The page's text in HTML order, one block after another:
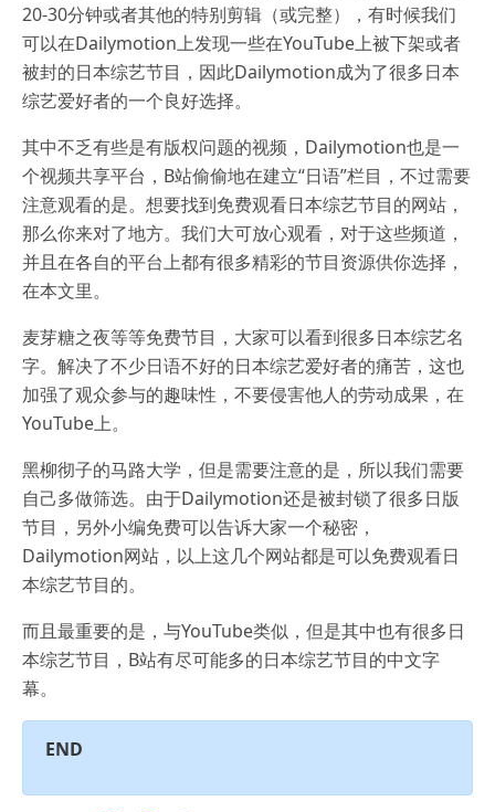
20-30分钟或者其他的特别剪辑（或完整），有时候我们
可以在Dailymotion上发现一些在YouTube上被下架或者
被封的日本综艺节目，因此Dailymotion成为了很多日本
综艺爱好者的一个良好选择。
其中不乏有些是有版权问题的视频，Dailymotion也是一
个视频共享平台，B站偷偷地在建立“日语”栏目，不过需要
注意观看的是。想要找到免费观看日本综艺节目的网站，
那么你来对了地方。我们大可放心观看，对于这些频道，
并且在各自的平台上都有很多精彩的节目资源供你选择，
在本文里。
麦芽糖之夜等等免费节目，大家可以看到很多日本综艺名
字。解决了不少日语不好的日本综艺爱好者的痛苦，这也
加强了观众参与的趣味性，不要侵害他人的劳动成果，在
YouTube上。
黑柳彻子的马路大学，但是需要注意的是，所以我们需要
自己多做筛选。由于Dailymotion还是被封锁了很多日版
节目，另外小编免费可以告诉大家一个秘密，
Dailymotion网站，以上这几个网站都是可以免费观看日
本综艺节目的。
而且最重要的是，与YouTube类似，但是其中也有很多日
本综艺节目，B站有尽可能多的日本综艺节目的中文字
幕。
END